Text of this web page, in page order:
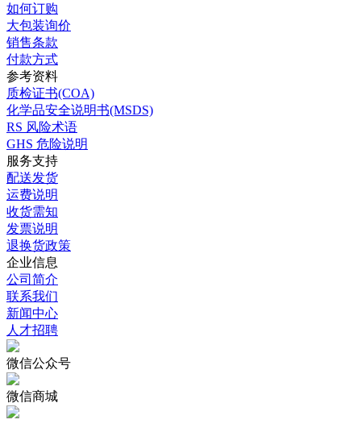
如何订购
大包装询价
销售条款
付款方式
参考资料
质检证书(COA)
化学品安全说明书(MSDS)
RS 风险术语
GHS 危险说明
服务支持
配送发货
运费说明
收货需知
发票说明
退换货政策
企业信息
公司简介
联系我们
新闻中心
人才招聘
微信公众号
微信商城